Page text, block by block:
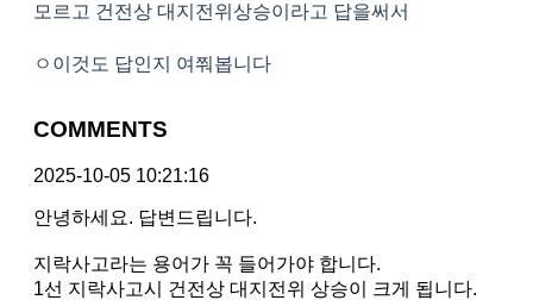
모르고 건전상 대지전위상승이라고 답을써서
ㅇ이것도 답인지 여쭤봅니다
COMMENTS
2025-10-05 10:21:16
안녕하세요. 답변드립니다.
지락사고라는 용어가 꼭 들어가야 합니다.
1선 지락사고시 건전상 대지전위 상승이 크게 됩니다.